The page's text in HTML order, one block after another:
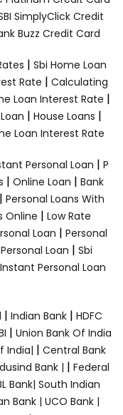
SimplyClick Credit
Buzz Credit Card
| Sbi Home Loan
Rate | Calculating
Loan Interest Rate |
| House Loans |
Loan Interest Rate
Personal Loan | P
| Online Loan | Bank
| Personal Loans With
Online | Low Rate
Loan | Personal
Loan | Sbi
Instant Personal Loan
| Indian Bank | HDFC
| Union Bank Of India
India| | Central Bank
Bank | | Federal
Bank| South Indian
Bank | UCO Bank |